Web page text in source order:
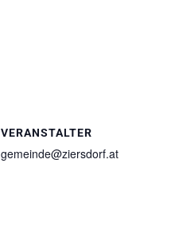
VERANSTALTER
gemeinde@ziersdorf.at